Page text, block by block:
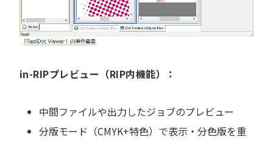
in-RIPプレビュー（RIP内機能）：
中間ファイルや出力したジョブのプレビュー
分版モード（CMYK+特色）で表示・分色版を重